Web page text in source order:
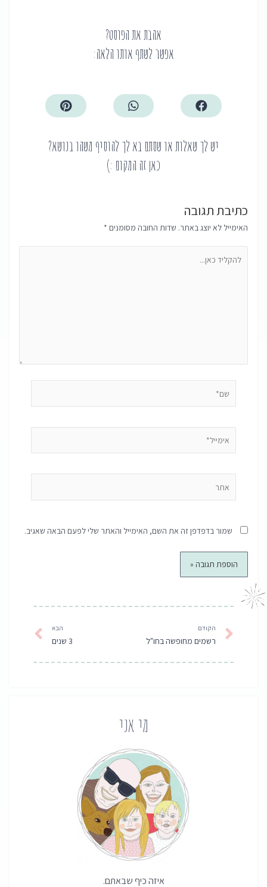
אהבת את הפוסט?
אפשר לשתף אותו הלאה:
יש לך שאלות או שסתם בא לך להוסיף משהו בנושא?
כאן זה המקום :)
כתיבת תגובה
האימייל לא יוצג באתר. שדות החובה מסומנים *
כאן...
שמור בדפדפן זה את השם, האימייל והאתר שלי לפעם הבאה שאגיב.
הקודם
רשמים מחופשה בחו"ל
הבא
3 שנים
מי אני
איזה כיף שבאתם.